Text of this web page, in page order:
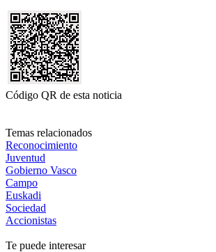
Código QR de esta noticia
Temas relacionados
Reconocimiento
Juventud
Gobierno Vasco
Campo
Euskadi
Sociedad
Accionistas
Te puede interesar